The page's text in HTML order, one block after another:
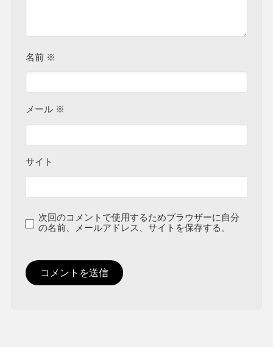
名前 ※
メール ※
サイト
次回のコメントで使用するためブラウザーに自分
の名前、メールアドレス、サイトを保存する。